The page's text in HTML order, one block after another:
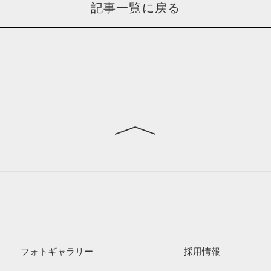
記事一覧に戻る
フォトギャラリー 採用情報